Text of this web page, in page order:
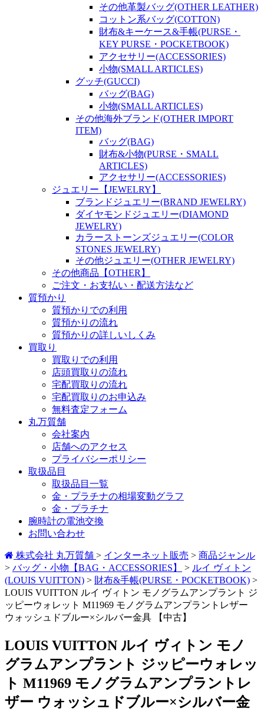
その他革製バッグ(OTHER LEATHER)
コットン系バッグ(COTTON)
財布&キーケース&手帳(PURSE・
KEY PURSE・POCKETBOOK)
アクセサリー(ACCESSORIES)
小物(SMALL ARTICLES)
グッチ(GUCCI)
バッグ(BAG)
小物(SMALL ARTICLES)
その他海外ブランド(OTHER IMPORT
ITEM)
バッグ(BAG)
財布&小物(PURSE・SMALL
ARTICLES)
アクセサリー(ACCESSORIES)
ジュエリー【JEWELRY】
ブランドジュエリー(BRAND JEWELRY)
ダイヤモンドジュエリー(DIAMOND
JEWELRY)
カラーストーンズジュエリー(COLOR
STONES JEWELRY)
その他ジュエリー(OTHER JEWELRY)
その他商品【OTHER】
ご注文・お支払い・配送方法など
質預かり
質預かりでの利用
質預かりの流れ
質預かりの詳しいしくみ
買取り
買取りでの利用
店頭買取りの流れ
宅配買取りの流れ
宅配買取りのお申込み
無料査定フォーム
丸万質舗
会社案内
店舗へのアクセス
プライバシーポリシー
取扱品目
取扱品目一覧
金・プラチナの相場変動グラフ
金・プラチナ
腕時計の電池交換
お問い合わせ
株式会社 丸万質舗 > インターネット販売 > 商品ジャンル
> バッグ・小物【BAG・ACCESSORIES】 > ルイ ヴィトン
(LOUIS VUITTON) > 財布&手帳(PURSE・POCKETBOOK) >
LOUIS VUITTON ルイ ヴィトン モノグラムアンプラント ジ
ッピーウォレット M11969 モノグラムアンプラントレザー
ウォッシュドブルー×シルバー金具 【中古】
LOUIS VUITTON ルイ ヴィトン モノ
グラムアンプラント ジッピーウォレッ
ト M11969 モノグラムアンプラントレ
ザー ウォッシュドブルー×シルバー金